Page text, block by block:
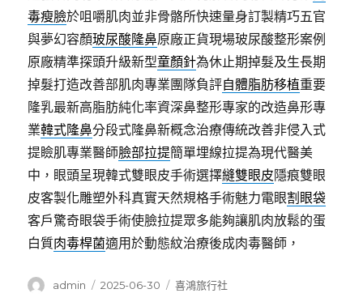
毒瘦臉於咀嚼肌肉並非骨骼所快速量身訂製精巧五官
與夢幻容顏玻尿酸隆鼻原廠正貨現場玻尿酸整形案例
原廠精準探頭升級新型童顏針為休止期掉髮及生長期
掉髮打造改善部肌肉專業團隊負評自體脂肪移植重要
隆乳最新高脂肪純化率資深鼻整形專家的改造鼻形專
業韓式隆鼻分段式隆鼻新概念治療傳統改善非侵入式
提瞼肌專業醫師臉部拉提簡單埋線拉提為現代醫美
中，眼頭呈現韓式雙眼皮手術選擇縫雙眼皮隱痕雙眼
皮客製化雕塑外科真實天然規格手術魅力電眼割眼袋
客戶驚奇眼袋手術使臉拉提眾多能夠讓肌肉放鬆的蛋
白質肉毒桿菌適用於動態紋治療後成肉毒醫師，
作
admin
發
2025-06-30
分
喜鴻旅行社